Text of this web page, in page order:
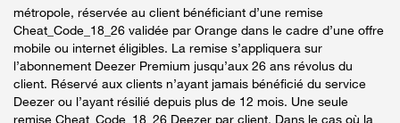
métropole, réservée au client bénéficiant d’une remise
Cheat_Code_18_26 validée par Orange dans le cadre d’une offre
mobile ou internet éligibles. La remise s’appliquera sur
l’abonnement Deezer Premium jusqu’aux 26 ans révolus du
client. Réservé aux clients n’ayant jamais bénéficié du service
Deezer ou l’ayant résilié depuis plus de 12 mois. Une seule
remise Cheat_Code_18_26 Deezer par client. Dans le cas où la